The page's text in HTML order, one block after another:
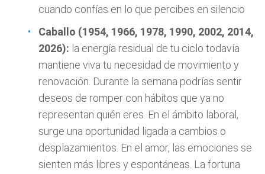
cuando confías en lo que percibes en silencio
Caballo (1954, 1966, 1978, 1990, 2002, 2014,
2026): la energía residual de tu ciclo todavía
mantiene viva tu necesidad de movimiento y
renovación. Durante la semana podrías sentir
deseos de romper con hábitos que ya no
representan quién eres. En el ámbito laboral,
surge una oportunidad ligada a cambios o
desplazamientos. En el amor, las emociones se
sienten más libres y espontáneas. La fortuna